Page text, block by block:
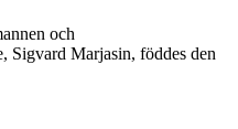
och
Sigvard Marjasin, föddes den